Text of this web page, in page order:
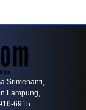
Srimenanti,
Lampung,
6915